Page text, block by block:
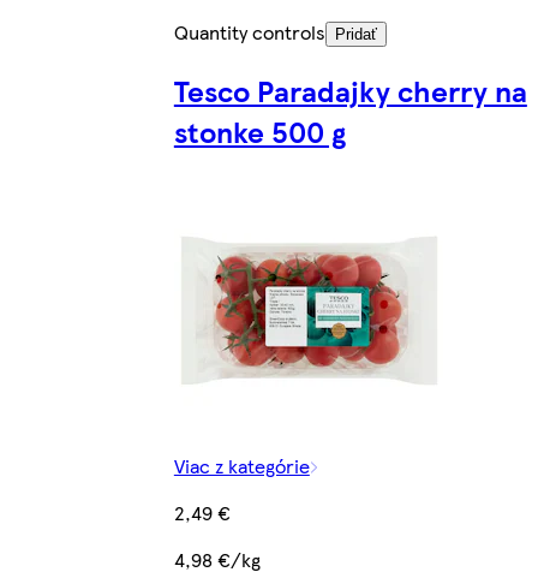
Quantity controls
Pridať
Tesco Paradajky cherry na
stonke 500 g
Viac z kategórie
2,49 €
4,98 €/kg